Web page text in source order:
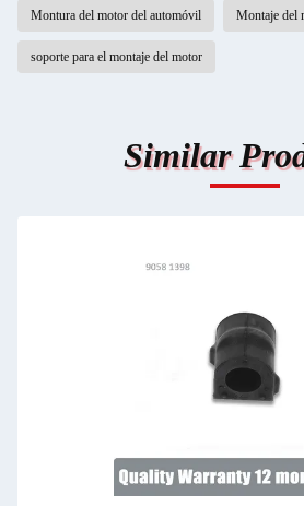
Montura del motor del automóvil Montaje del
soporte para el montaje del motor
Similar